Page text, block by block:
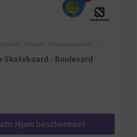
- Nijdam - Volwassenen en
Skateboard - Boulevard
Nijam beschermset